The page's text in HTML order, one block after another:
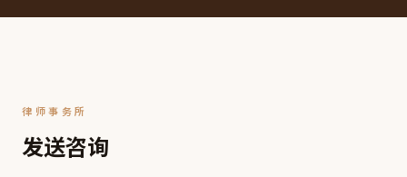
律师事务所
发送咨询